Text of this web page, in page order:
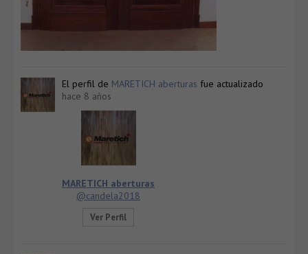
El perfil de MARETICH aberturas fue actualizado
hace 8 años
MARETICH aberturas
@candela2018
Ver Perfil